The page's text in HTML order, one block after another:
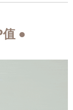
值 ●